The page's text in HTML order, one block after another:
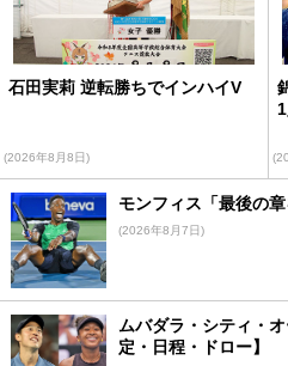
石田実莉 逆転勝ちでインハイV
(2026年8月8日)
モンフィス「最後の章
(2026年8月7日)
ムバダラ・シティ・
定・日程・ドロー】